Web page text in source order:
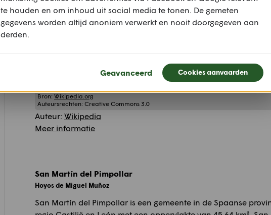
Auteur:Wikipedia
Meer informatie
Hoyocasero is een gemeente in de Spaanse provincie Ávila in
en León met een oppervlakte van 52,48 km². Hoyocasero telt
Bron: Wikipedia.org
Auteursrechten: Creative Commons 3.0
Auteur: Wikipedia
Meer informatie
San Martín del Pimpollar
Hoyos de Miguel Muñoz
San Martín del Pimpollar is een gemeente in de Spaanse
te houden en om inhoud uit social media te tonen. De gemeten
gegevens worden altijd anoniem verwerkt en nooit doorgegeven aan
derden.
Geavanceerd Cookies aanvaarden